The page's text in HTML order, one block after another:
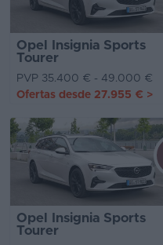
Opel Insignia Sports
Tourer
PVP 35.400 € - 49.000 €
Ofertas desde 27.955 € >
Opel Insignia Sports
Tourer